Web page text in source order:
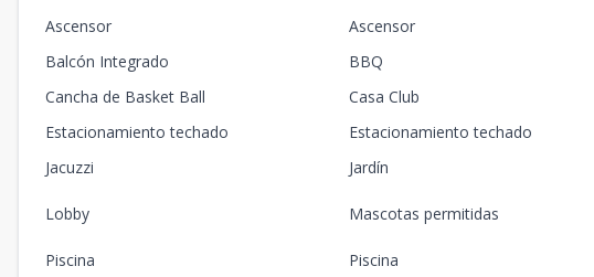
Ascensor
Ascensor
Balcón Integrado
BBQ
Cancha de Basket Ball
Casa Club
Estacionamiento techado
Estacionamiento techado
Jacuzzi
Jardín
Lobby Mascotas permitidas
Piscina
Piscina